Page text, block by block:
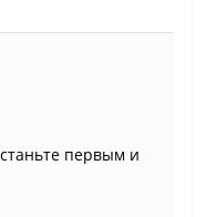
первым и